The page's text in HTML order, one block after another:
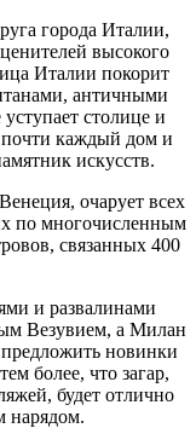
города Италии,
высокого
Италии покорит
античными
столице и
почти каждый дом и
искусств.
очарует всех
по многочисленным
связанных 400
и развалинами
Везувием, а Милан
новинки
более, что загар,
будет отлично
нарядом.